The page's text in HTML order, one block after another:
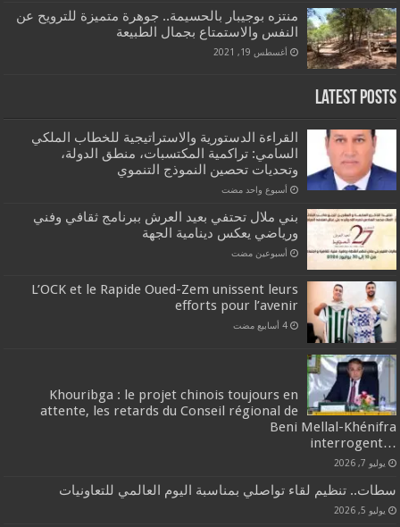
منتزه بوجيبار بالحسيمة.. جوهرة متميزة للترويح عن
النفس والاستمتاع بجمال الطبيعة
أغسطس 19, 2021
Latest Posts
القراءة الدستورية والاستراتيجية للخطاب الملكي
السامي: تراكمية المكتسبات، منطق الدولة،
وتحديات تحصين النموذج التنموي
‏أسبوع واحد مضت
بني ملال تحتفي بعيد العرش ببرنامج ثقافي وفني
ورياضي يعكس دينامية الجهة
‏أسبوعين مضت
L’OCK et le Rapide Oued-Zem unissent leurs
efforts pour l’avenir
‏4 أسابيع مضت
Khouribga : le projet chinois toujours en
attente, les retards du Conseil régional de
Beni Mellal-Khénifra
…interrogent
يوليو 7, 2026
سطات.. تنظيم لقاء تواصلي بمناسبة اليوم العالمي للتعاونيات
يوليو 5, 2026